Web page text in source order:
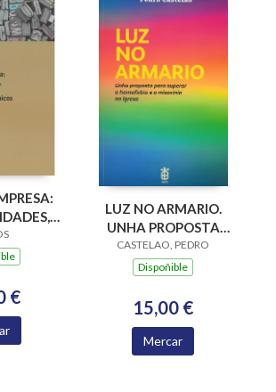
E
€
LUZ NO ARMARIO.
UNHA PROPOSTA
PARA SUPERAR A
HOMOFOBIA E A
IGREXA
CASTELAO, PEDRO
Dispoñible
15,00 €
Mercar